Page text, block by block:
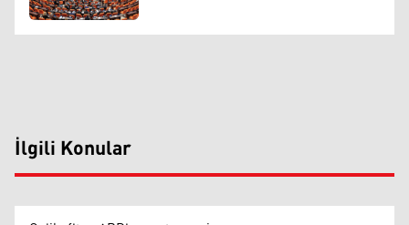
İlgili Konular